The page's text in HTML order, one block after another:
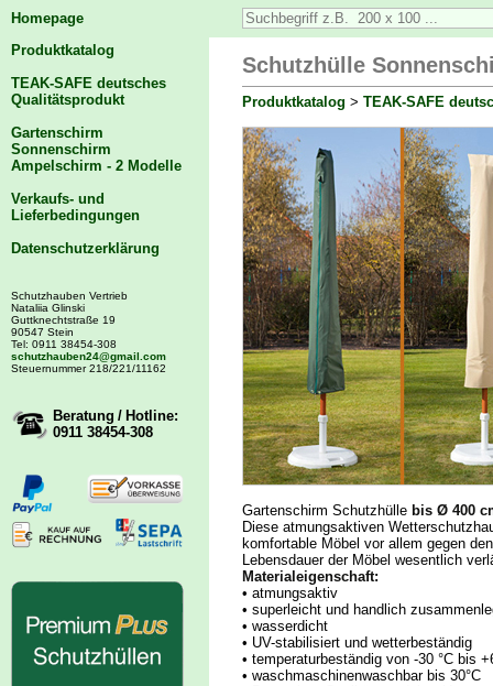
Homepage
Produktkatalog
TEAK-SAFE deutsches
Qualitätsprodukt
Gartenschirm
Sonnenschirm
Ampelschirm - 2 Modelle
Verkaufs- und
Lieferbedingungen
Datenschutzerklärung
Schutzhauben Vertrieb
Nataliia Glinski
Guttknechtstraße 19
90547 Stein
Tel: 0911 38454-308
schutzhauben24@gmail.com
Steuernummer 218/221/11162
Beratung / Hotline:
0911 38454-308
Schutzhülle
Produktkatalog > TEAK-SAFE
Gartenschirm Schutzhülle bis Ø 400
Diese atmungsaktiven
komfortable Möbel vor allem gegen
Lebensdauer der Möbel wesentlich
Materialeigenschaft:
• atmungsaktiv
• superleicht und handlich
• wasserdicht
• UV-stabilisiert und wetterbeständig
• temperaturbeständig von -30 °C bis
• waschmaschinenwaschbar bis 30°C